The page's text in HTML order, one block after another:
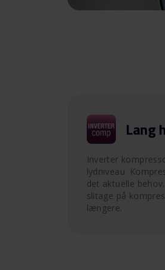
Lang
Inverter
lydniveau.
det aktuelle
slitage på
længere.